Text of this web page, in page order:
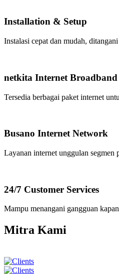
Installation & Setup
Instalasi cepat dan mudah,
netkita Internet Broadband
Tersedia berbagai paket internet
Busano Internet Network
Layanan internet unggulan
24/7 Customer Services
Mampu menangani gangguan
Mitra Kami